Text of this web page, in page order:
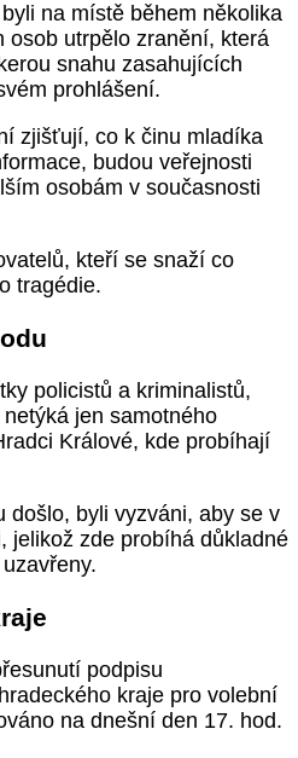
na místě během několika
osob utrpělo zranění, která
snahu zasahujících
prohlášení.
zjišťují, co k činu mladíka
budou veřejnosti
osobám v současnosti
kteří se snaží co
tragédie.
policistů a kriminalistů,
jen samotného
Králové, kde probíhají
došlo, byli vyzváni, aby se v
jelikož zde probíhá důkladné
podpisu
kraje pro volební
na dnešní den 17. hod.